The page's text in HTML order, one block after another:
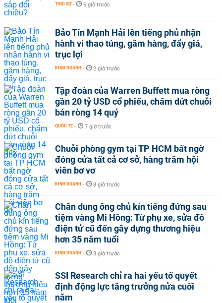
THỜI SỰ - 6 giờ trước
Bảo Tín Mạnh Hải lên tiếng phủ nhận
hành vi thao túng, găm hàng, đẩy giá,
trục lợi
KINH DOANH - 2 giờ trước
Tập đoàn của Warren Buffett mua ròng
gần 20 tỷ USD cổ phiếu, chấm dứt chuỗi
bán ròng 14 quý
QUỐC TẾ - 7 giờ trước
Chuỗi phòng gym tại TP HCM bất ngờ
đóng cửa tất cả cơ sở, hàng trăm hội
viên bơ vơ
KINH DOANH - 8 giờ trước
Chân dung ông chủ kín tiếng đứng sau
tiệm vàng Mi Hồng: Từ phụ xe, sửa đồ
điện tử cũ đến gây dựng thương hiệu
hơn 35 năm tuổi
KINH DOANH - 3 giờ trước
SSI Research chỉ ra hai yếu tố quyết
định động lực tăng trưởng nửa cuối
năm